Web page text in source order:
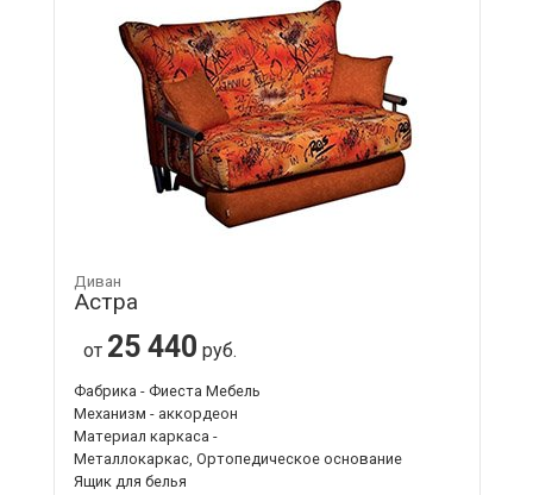
Диван
Астра
от 25 440 руб.
Фабрика - Фиеста Мебель
Механизм - аккордеон
Материал каркаса -
Металлокаркас, Ортопедическое основание
Ящик для белья